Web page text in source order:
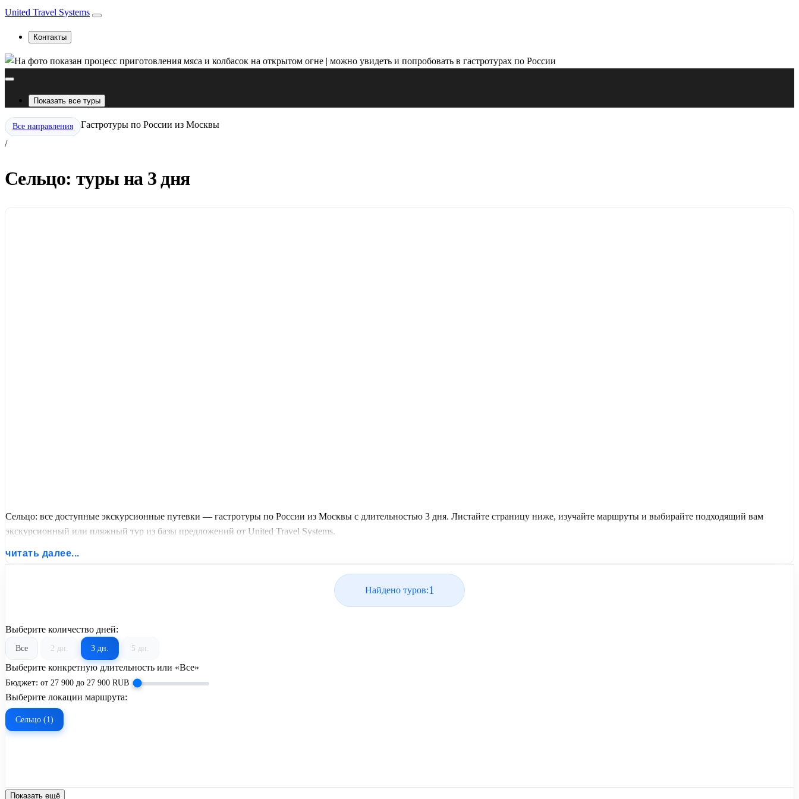
United Travel Systems
Контакты
Показать все туры
Все направления
/
Гастротуры по России из Москвы
Сельцо: туры на 3 дня
Сельцо: все доступные экскурсионные путевки — гастротуры по России из Москвы с длительностью 3 дня. Листайте страницу ниже, изучайте маршруты и выбирайте подходящий вам
экскурсионный или пляжный тур из базы предложений от United Travel Systems.
читать далее...
Найдено туров:1
Выберите количество дней:
Все 2 дн. 3 дн. 5 дн.
Выберите конкретную длительность или «Все»
Бюджет: от 27 900 до 27 900 RUB
Выберите локации маршрута:
Сельцо (1)
Показать ещё